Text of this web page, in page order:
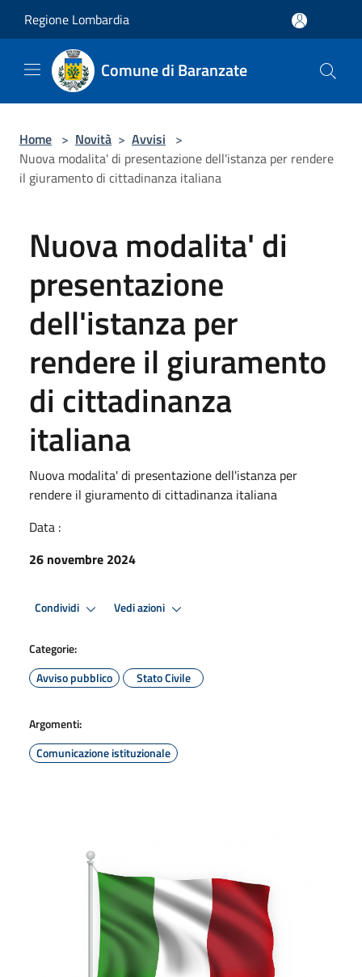
Regione Lombardia
Comune di Baranzate
Home > Novità > Avvisi >
Nuova modalita' di presentazione dell'istanza per rendere
il giuramento di cittadinanza italiana
Nuova modalita' di
presentazione
dell'istanza per
rendere il giuramento
di cittadinanza
italiana
Nuova modalita' di presentazione dell'istanza per
rendere il giuramento di cittadinanza italiana
Data :
26 novembre 2024
Condividi Vedi azioni
Categorie:
Avviso pubblico
Stato Civile
Argomenti:
Comunicazione istituzionale